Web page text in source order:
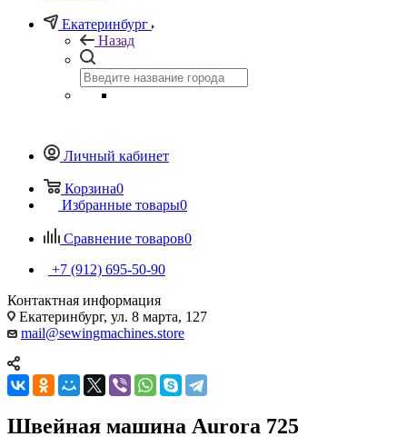
Екатеринбург
Назад
Личный кабинет
Корзина0
Избранные товары0
Сравнение товаров0
+7 (912) 695-50-90
Контактная информация
Екатеринбург, ул. 8 марта, 127
mail@sewingmachines.store
Швейная машина Aurora 725